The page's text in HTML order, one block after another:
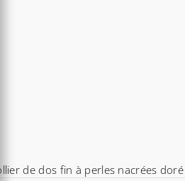
de dos fin à perles nacrées